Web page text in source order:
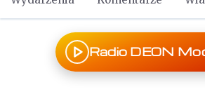
Radio DEON